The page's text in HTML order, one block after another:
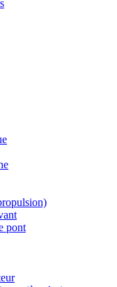
pont